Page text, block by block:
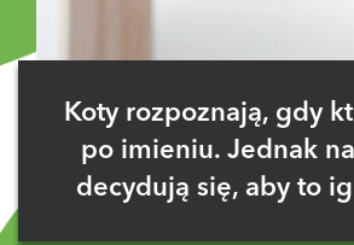
Koty rozpoznają, gdy
po imieniu. Jednak
decydują się, aby to